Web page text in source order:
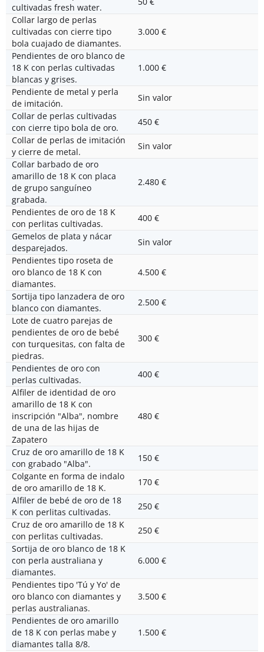
cultivadas fresh water.
Collar largo de perlas
cultivadas con cierre tipo
bola cuajado de diamantes.
3.000 €
Pendientes de oro blanco de
18 K con perlas cultivadas
blancas y grises.
1.000 €
Pendiente de metal y perla
de imitación.
Sin valor
Collar de perlas cultivadas
con cierre tipo bola de oro.
450 €
Collar de perlas de imitación
y cierre de metal.
Sin valor
Collar barbado de oro
amarillo de 18 K con placa
de grupo sanguíneo
grabada.
2.480 €
Pendientes de oro de 18 K
con perlitas cultivadas.
400 €
Gemelos de plata y nácar
desparejados.
Sin valor
Pendientes tipo roseta de
oro blanco de 18 K con
diamantes.
4.500 €
Sortija tipo lanzadera de oro
blanco con diamantes.
2.500 €
Lote de cuatro parejas de
pendientes de oro de bebé
con turquesitas, con falta de
piedras.
300 €
Pendientes de oro con
perlas cultivadas.
400 €
Alfiler de identidad de oro
amarillo de 18 K con
inscripción "Alba", nombre
de una de las hijas de
Zapatero
480 €
Cruz de oro amarillo de 18 K
con grabado "Alba".
150 €
Colgante en forma de indalo
de oro amarillo de 18 K.
170 €
Alfiler de bebé de oro de 18
K con perlitas cultivadas.
250 €
Cruz de oro amarillo de 18 K
con perlitas cultivadas.
250 €
Sortija de oro blanco de 18 K
con perla australiana y
diamantes.
6.000 €
Pendientes tipo 'Tú y Yo' de
oro blanco con diamantes y
perlas australianas.
3.500 €
Pendientes de oro amarillo
de 18 K con perlas mabe y
diamantes talla 8/8.
1.500 €